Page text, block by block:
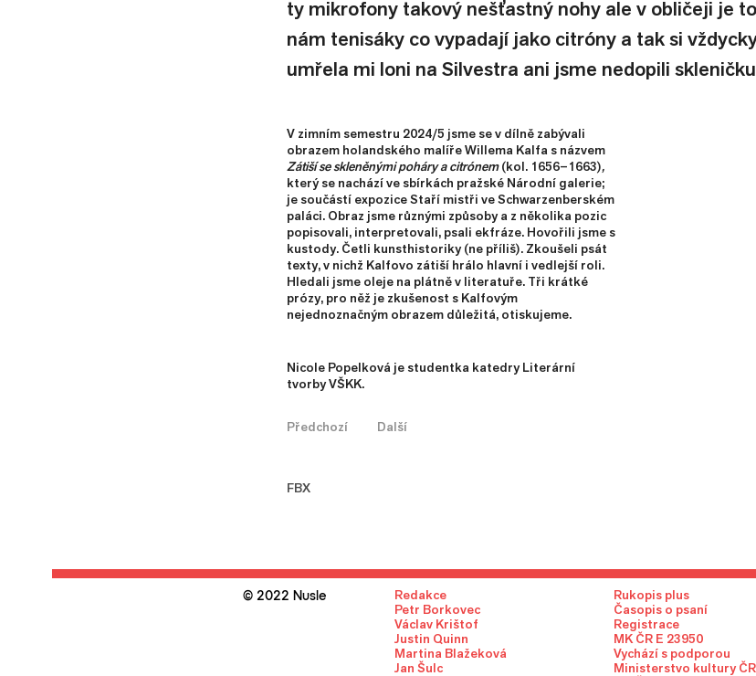
ty mikrofony takový nešťastný nohy ale v obličeji je
nám tenisáky co vypadají jako citróny a tak si
umřela mi loni na Silvestra ani jsme nedopili
V zimním semestru 2024/5 jsme se v dílně zabývali
obrazem holandského malíře Willema Kalfa s názvem
Zátiší se skleněnými poháry a citrónem(kol. 1656–1663),
který se nachází ve sbírkách pražské Národní galerie;
je součástí expozice Staří mistři ve Schwarzenberském
paláci. Obraz jsme různými způsoby a z několika pozic
popisovali, interpretovali, psali ekfráze. Hovořili jsme s
kustody. Četli kunsthistoriky (ne příliš). Zkoušeli psát
texty, v nichž Kalfovo zátiší hrálo hlavní i vedlejší roli.
Hledali jsme oleje na plátně v literatuře. Tři krátké
prózy, pro něž je zkušenost s Kalfovým
nejednoznačným obrazem důležitá, otiskujeme.
Nicole Popelková je studentka katedry Literární
tvorby VŠKK.
Předchozí Další
FBX
© 2022 Nusle
Redakce
Petr Borkovec
Václav Krištof
Justin Quinn
Martina Blažeková
Jan Šulc
Rukopis plus
Časopis o psaní
Registrace
MK ČR E 23950
Vychází s podporou
Ministerstvo kultury ČR